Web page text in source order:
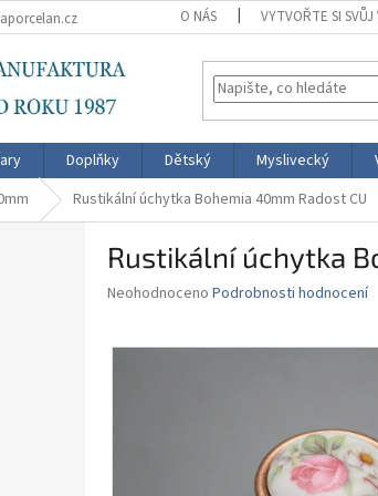
O NÁS VYTVOŘTE SI
Doplňky Dětský Myslivecký
Rustikální úchytka Bohemia 40mm Radost CU
Rustikální úchytka
Průměrné
Neohodnoceno Podrobnosti hodnocení